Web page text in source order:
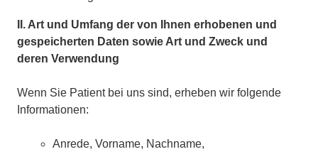
II. Art und Umfang der von Ihnen erhobenen und
gespeicherten Daten sowie Art und Zweck und
deren Verwendung
Wenn Sie Patient bei uns sind, erheben wir folgende
Informationen:
Anrede, Vorname, Nachname,